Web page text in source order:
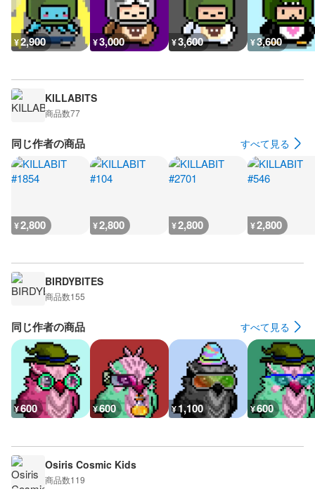
¥2,900 ¥3,000 ¥3,600 ¥3,600
KILLABITS
商品数77
同じ作者の商品 すべて見る
¥2,800 ¥2,800 ¥2,800 ¥2,800
BIRDYBITES
商品数155
同じ作者の商品 すべて見る
¥600 ¥600 ¥1,100 ¥600
Osiris Cosmic Kids
商品数119